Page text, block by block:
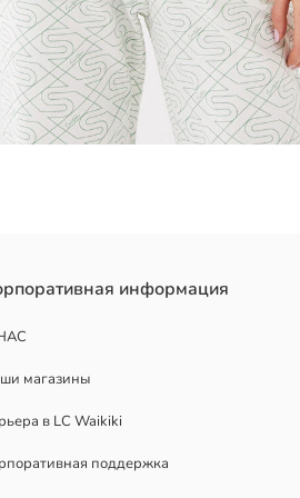
информация
магазины
в LC Waikiki
поддержка